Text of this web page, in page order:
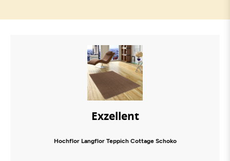
Exzellent
Hochflor Langflor Teppich Cottage Schoko